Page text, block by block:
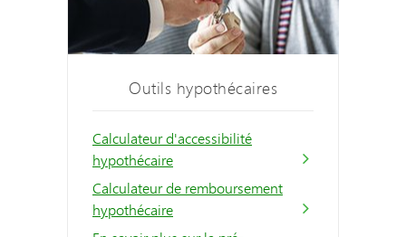
Outils hypothécaires
Calculateur d'accessibilité
hypothécaire
Calculateur de remboursement
hypothécaire